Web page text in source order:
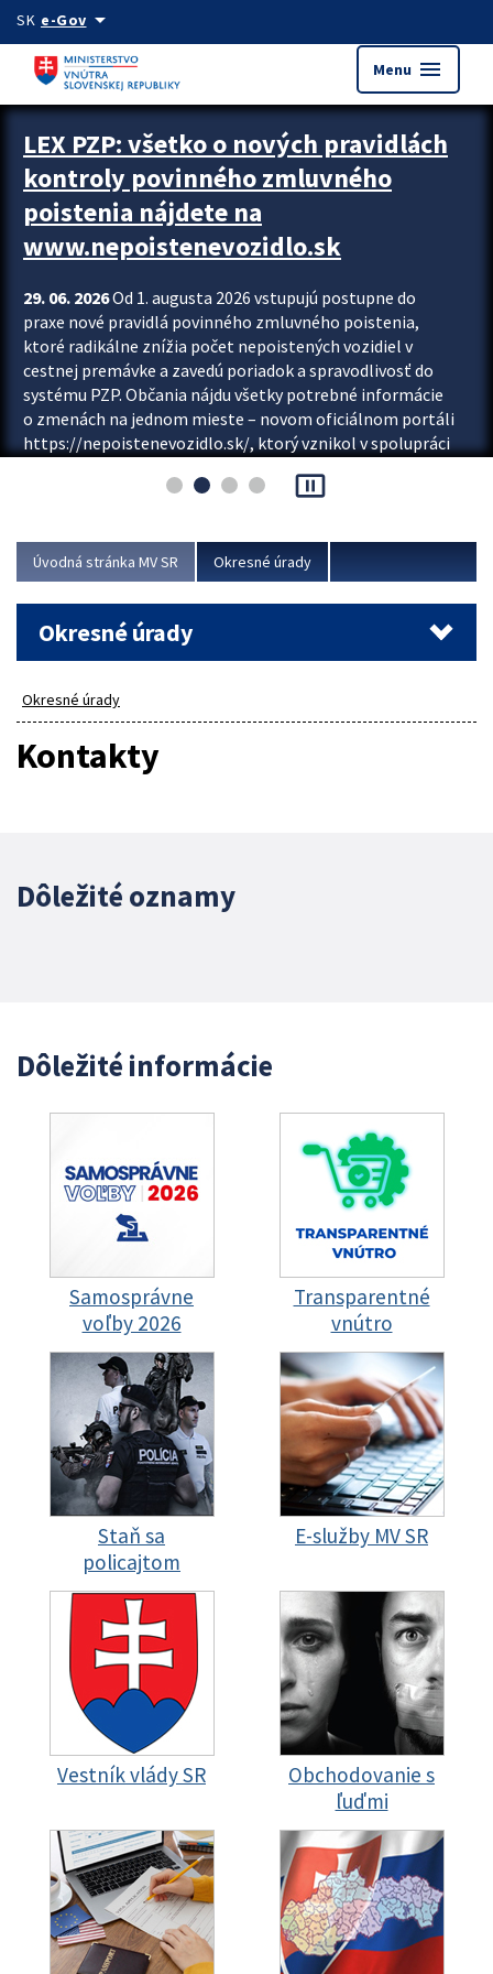
Preskocit na hlavný obsah
SK e-Govarrow_drop_down
Menu menu
Zastavit automatický posun upútavok
LEX PZP: všetko o nových pravidlách
kontroly povinného zmluvného
poistenia nájdete na
www.nepoistenevozidlo.sk
29. 06. 2026Od 1. augusta 2026 vstupujú postupne do
praxe nové pravidlá povinného zmluvného poistenia,
ktoré radikálne znížia počet nepoistených vozidiel v
cestnej premávke a zavedú poriadok a spravodlivosť do
systému PZP. Občania nájdu všetky potrebné informácie
o zmenách na jednom mieste – novom oficiálnom portáli
https://nepoistenevozidlo.sk/, ktorý vznikol v spolupráci
asociácie poisťovní (SLASPO) a Ministerstva vnútra SR.
Viac
pause_presentation
Úvodná stránka MV SR Okresné úrady
Okresné úrady
Okresné úrady
Kontakty
Dôležité oznamy
Dôležité informácie
Samosprávne
voľby 2026
Transparentné
vnútro
Staň sa
policajtom
E-služby MV SR
Vestník vlády SR
Obchodovanie s
ľuďmi